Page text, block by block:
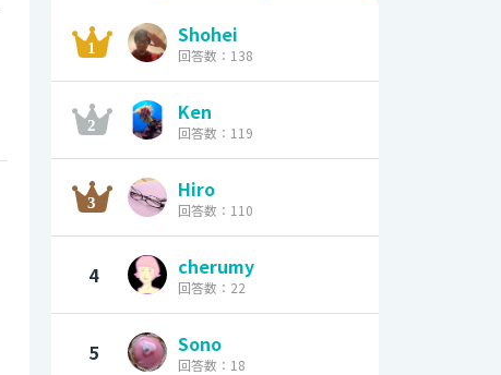
Shohei
回答数：138
Ken
回答数：119
Hiro
回答数：110
4 cherumy
回答数：22
5 Sono
回答数：18